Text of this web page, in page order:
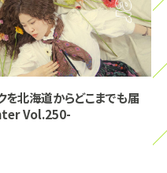
北海道からどこまでも届
Vol.250-